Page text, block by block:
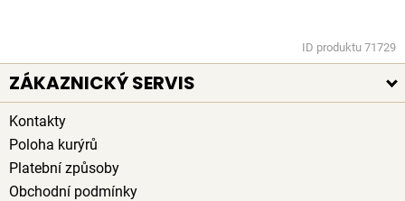
ID produktu 71729
ZÁKAZNICKÝ SERVIS
Kontakty
Poloha kurýrů
Platební způsoby
Obchodní podmínky